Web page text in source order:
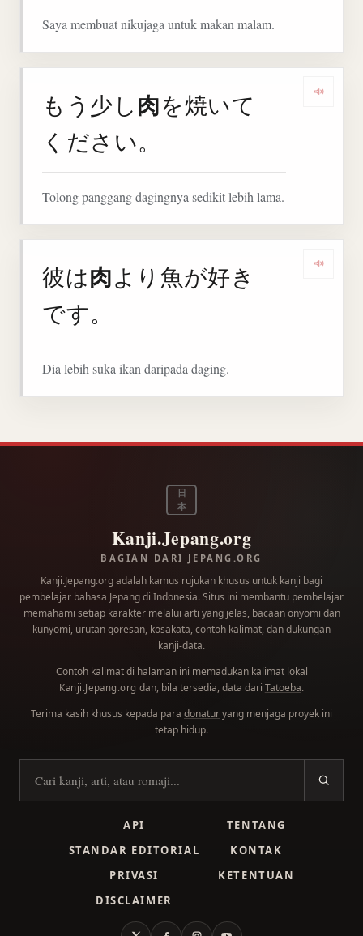
Saya membuat nikujaga untuk makan malam.
もう少し肉を焼いて
ください。
Tolong panggang dagingnya sedikit lebih lama.
彼は肉より魚が好き
です。
Dia lebih suka ikan daripada daging.
日
本
Kanji.Jepang.org
BAGIAN DARI JEPANG.ORG
Kanji.Jepang.org adalah kamus rujukan khusus untuk kanji bagi
pembelajar bahasa Jepang di Indonesia. Situs ini membantu pembelajar
memahami setiap karakter melalui arti yang jelas, bacaan onyomi dan
kunyomi, urutan goresan, kosakata, contoh kalimat, dan dukungan
kanji-data.
Contoh kalimat di halaman ini memadukan kalimat lokal
Kanji.Jepang.org dan, bila tersedia, data dari Tatoeba.
Terima kasih khusus kepada para donaturyang menjaga proyek ini
tetap hidup.
Cari kanji
API
TENTANG
STANDAR EDITORIAL
KONTAK
PRIVASI
KETENTUAN
DISCLAIMER